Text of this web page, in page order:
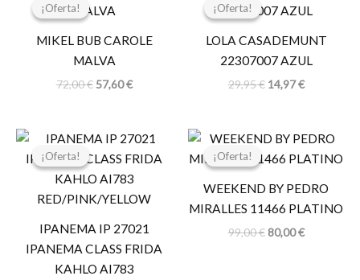
¡Oferta!
¡Oferta!
MIKEL BUB CAROLE
MALVA
72,00€
original
72,00 €.
57,60€
57,60 €.
¡Oferta!
¡Oferta!
LOLA CASADEMUNT
22307007 AZUL
29,95€
original
29,95 €.
14,97€
actual
14,97 €.
¡Oferta!
¡Oferta!
IPANEMA IP 27021
IPANEMA CLASS FRIDA
KAHLO AI783
El
original
era:
29,99 €.
El
actual
es:
23,99 €.
¡Oferta!
¡Oferta!
WEEKEND BY PEDRO
MIRALLES 11466 PLATINO
99,00€
El
original
99,00 €.
80,00€
El
actual
80,00 €.